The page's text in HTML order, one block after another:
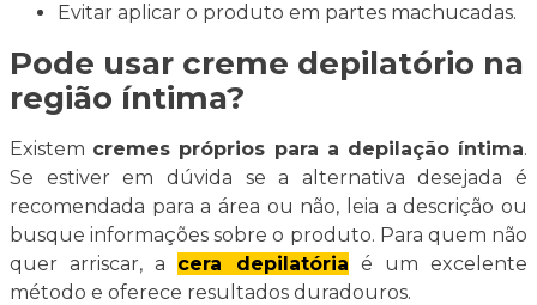
Evitar aplicar o produto em partes machucadas.
Pode usar creme depilatório na
região íntima?
Existem cremes próprios para a depilação íntima.
Se estiver em dúvida se a alternativa desejada é
recomendada para a área ou não, leia a descrição ou
busque informações sobre o produto. Para quem não
quer arriscar, a cera depilatória é um excelente
método e oferece resultados duradouros.